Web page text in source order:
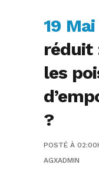
19 Mai
réduit
les
?
POSTÉ À
AGXADMIN